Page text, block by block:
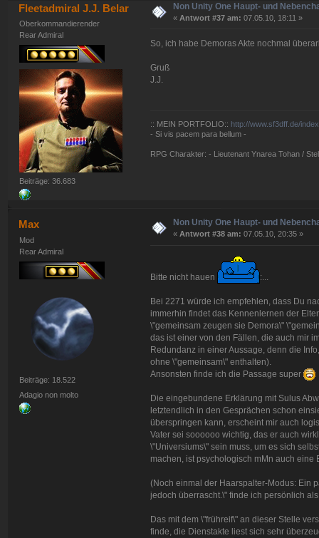
Fleetadmiral J.J. Belar
Oberkommandierender
Rear Admiral
Beiträge: 36.683
Non Unity One Haupt- und
« Antwort #37 am: 07.05.10, 18:11 »
So, ich habe Demoras Akte nochmal
Gruß
J.J.
:: MEIN PORTFOLIO:: http://www.sf3dff.de/
- Si vis pacem para bellum -
RPG Charakter: - Lieutenant Ynarea Tohan /
Max
Mod
Rear Admiral
Beiträge: 18.522
Adagio non molto
Non Unity One Haupt- und
« Antwort #38 am: 07.05.10, 20:35 »
Bitte nicht hauen :...
Bei 2271 würde ich empfehlen, dass Du
immerhin findet das Kennenlernen der
\"gemeinsam zeugen sie Demora\"
das ist einer von den Fällen, die auch mir
Redundanz in einer Aussage, denn die
ohne \"gemeinsam\" enthalten).
Ansonsten finde ich die Passage super
Die eingebundene Erklärung mit Sulus
letztendlich in den Gesprächen schon
überspringen kann, erscheint mir auch
Vater sei soooooo wichtig, das er auch
\"Universiums\" sein muss, um es sich
machen, ist psychologisch mMn auch eine
(Noch einmal der Haarspalter-Modus: Ein
jedoch überrascht.\" finde ich persönlich
Das mit dem \"frühreif\" an dieser Stelle
finde, die Dienstakte liest sich sehr